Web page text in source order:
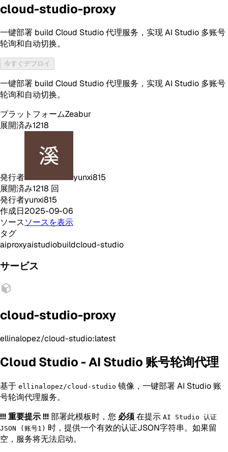
cloud-studio-proxy
一键部署 build Cloud Studio 代理服务，实现 AI Studio 多账号
轮询和自动切换。
今すぐデプロイ
一键部署 build Cloud Studio 代理服务，实现 AI Studio 多账号
轮询和自动切换。
プラットフォームZeabur
展開済み1218
発行者
yunxi815
展開済み1218 回
発行者yunxi815
作成日2025-09-06
ソースソースを表示
タグ
aiproxyaistudiobuildcloud-studio
サービス
cloud-studio-proxy
ellinalopez/cloud-studio:latest
Cloud Studio - AI Studio 账号轮询代理
基于 ellinalopez/cloud-studio 镜像，一键部署 AI Studio 账
号轮询代理服务。
!!! 重要提示 !!!部署此模板时，您 必须在提示 AI Studio 认证
JSON (账号1) 时，提供一个有效的认证JSON字符串。如果留
空，服务将无法启动。